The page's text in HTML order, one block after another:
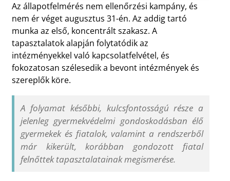
Az állapotfelmérés nem ellenőrzési kampány, és
nem ér véget augusztus 31-én. Az addig tartó
munka az első, koncentrált szakasz. A
tapasztalatok alapján folytatódik az
intézményekkel való kapcsolatfelvétel, és
fokozatosan szélesedik a bevont intézmények és
szereplők köre.
A folyamat későbbi, kulcsfontosságú része a
jelenleg gyermekvédelmi gondoskodásban élő
gyermekek és fiatalok, valamint a rendszerből
már kikerült, korábban gondozott fiatal
felnőttek tapasztalatainak megismerése.